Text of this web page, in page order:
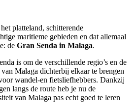
platteland, schitterende
maritieme gebieden en dat allemaal
de Gran Senda in Malaga.
is om de verschillende regio’s en de
Malaga dichterbij elkaar te brengen
wandel-en fietsliefhebbers. Dankzij
langs de route heb je nu de
van Malaga pas echt goed te leren